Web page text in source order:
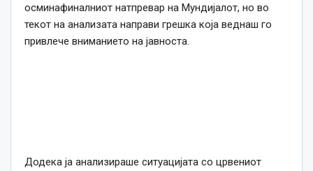
осминафиналниот натпревар на Мундијалот, но во
текот на анализата направи грешка која веднаш го
привлече вниманието на јавноста.
Додека ја анализираше ситуацијата со црвениот